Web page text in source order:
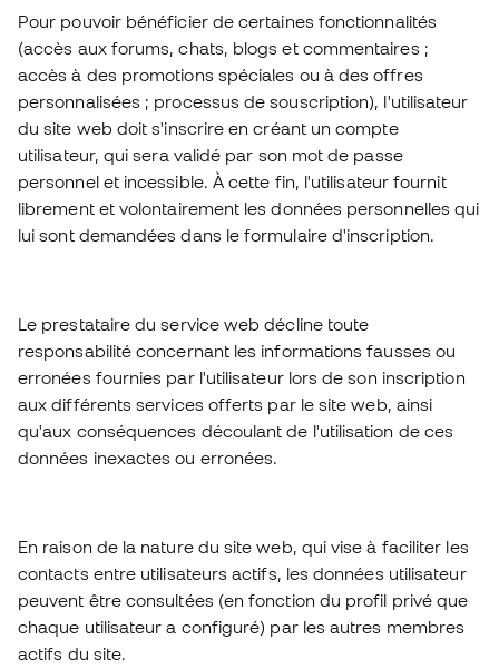
Pour pouvoir bénéficier de certaines fonctionnalités
(accès aux forums, chats, blogs et commentaires ;
accès à des promotions spéciales ou à des offres
personnalisées ; processus de souscription), l'utilisateur
du site web doit s'inscrire en créant un compte
utilisateur, qui sera validé par son mot de passe
personnel et incessible. À cette fin, l'utilisateur fournit
librement et volontairement les données personnelles qui
lui sont demandées dans le formulaire d'inscription.
Le prestataire du service web décline toute
responsabilité concernant les informations fausses ou
erronées fournies par l'utilisateur lors de son inscription
aux différents services offerts par le site web, ainsi
qu'aux conséquences découlant de l'utilisation de ces
données inexactes ou erronées.
En raison de la nature du site web, qui vise à faciliter les
contacts entre utilisateurs actifs, les données utilisateur
peuvent être consultées (en fonction du profil privé que
chaque utilisateur a configuré) par les autres membres
actifs du site.